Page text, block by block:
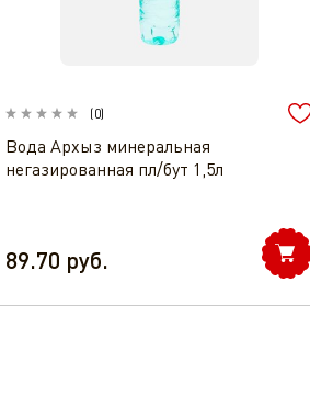
(0)
Вода Архыз минеральная
негазированная пл/бут 1,5л
89.70 руб.